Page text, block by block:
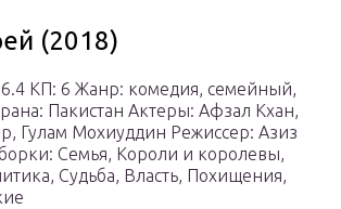
(2018)
КП: 6 Жанр: комедия, семейный,
Пакистан Актеры: Афзал Кхан,
Гулам Мохиуддин Режиссер: Азиз
Семья, Короли и королевы,
Судьба, Власть, Похищения,